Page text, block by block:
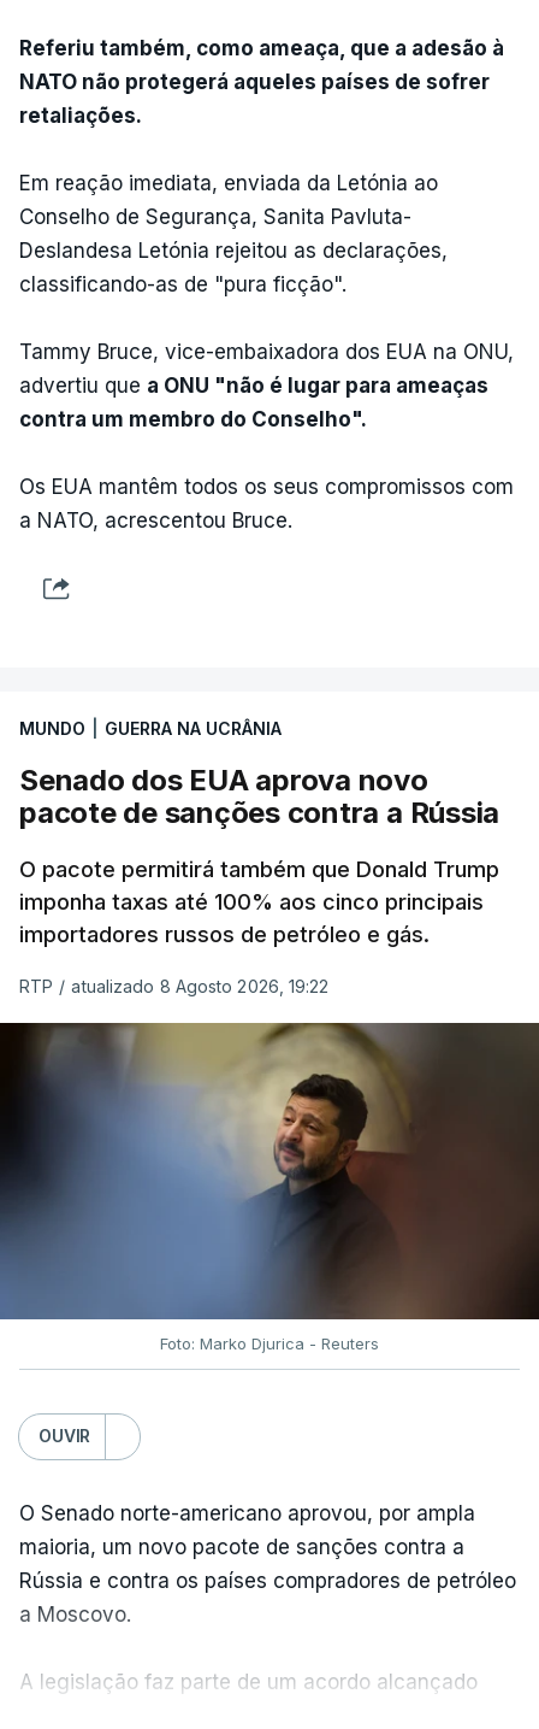
Referiu também, como ameaça, que a adesão à
NATO não protegerá aqueles países de sofrer
retaliações.
Em reação imediata, enviada da Letónia ao
Conselho de Segurança, Sanita Pavluta-
Deslandesa Letónia rejeitou as declarações,
classificando-as de "pura ficção".
Tammy Bruce, vice-embaixadora dos EUA na ONU,
advertiu que a ONU "não é lugar para ameaças
contra um membro do Conselho".
Os EUA mantêm todos os seus compromissos com
a NATO, acrescentou Bruce.
MUNDO GUERRA NA UCRÂNIA
Senado dos EUA aprova novo
pacote de sanções contra a Rússia
O pacote permitirá também que Donald Trump
imponha taxas até 100% aos cinco principais
importadores russos de petróleo e gás.
RTP / atualizado 8 Agosto 2026, 19:22
Foto: Marko Djurica - Reuters
OUVIR
O Senado norte-americano aprovou, por ampla
maioria, um novo pacote de sanções contra a
Rússia e contra os países compradores de petróleo
a Moscovo.
A legislação faz parte de um acordo alcançado